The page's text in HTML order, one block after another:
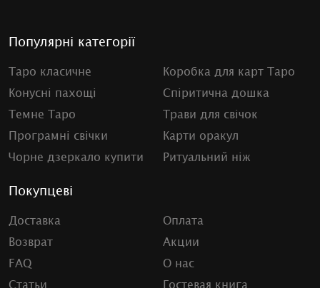
Популярні категорії
Таро класичне
Коробка для карт Таро
Конусні пахощі
Спіритична дошка
Темне Таро
Трави для свічок
Програмні свічки
Карти оракул
Чорне дзеркало купити
Ритуальний ніж
Покупцеві
Доставка
Оплата
Возврат
Акции
FAQ
О нас
Статьи
Гостевая книга